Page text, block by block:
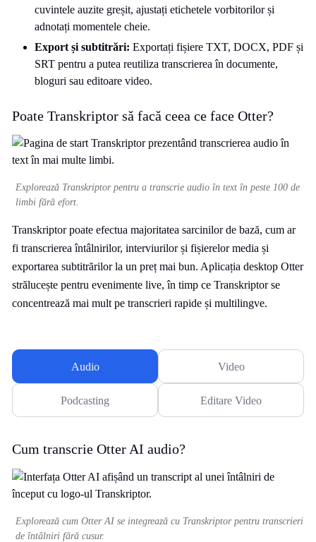
cuvintele auzite greșit, ajustați etichetele vorbitorilor și
adnotați momentele cheie.
Export și subtitrări: Exportați fișiere TXT, DOCX, PDF și
SRT pentru a putea reutiliza transcrierea în documente,
bloguri sau editoare video.
Poate Transkriptor să facă ceea ce face Otter?
Explorează Transkriptor pentru a transcrie audio în text în peste 100 de
limbi fără efort.
Transkriptor poate efectua majoritatea sarcinilor de bază, cum ar
fi transcrierea întâlnirilor, interviurilor și fișierelor media și
exportarea subtitrărilor la un preț mai bun. Aplicația desktop Otter
strălucește pentru evenimente live, în timp ce Transkriptor se
concentrează mai mult pe transcrieri rapide și multilingve.
Audio Video
Podcasting Editare Video
Cum transcrie Otter AI audio?
Explorează cum Otter AI se integrează cu Transkriptor pentru transcrieri
de întâlniri fără cusur.